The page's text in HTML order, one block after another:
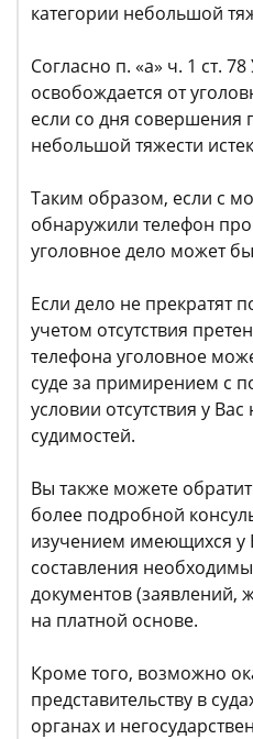
категории небольшой
Согласно п. «а» ч. 1 ст.
освобождается от
если со дня совершения
небольшой тяжести
Таким образом, если с
обнаружили телефон
уголовное дело может
Если дело не прекратят
учетом отсутствия
телефона уголовное
суде за примирением с
условии отсутствия у
судимостей.
Вы также можете
более подробной
изучением имеющихся у
составления
документов (заявлений,
на платной основе.
Кроме того, возможно
представительству в
органах и